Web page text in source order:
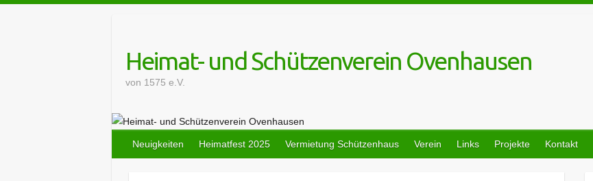
Heimat- und Schützenverein Ovenhausen
von 1575 e.V.
Neuigkeiten Heimatfest 2025 Vermietung Schützenhaus Verein Links Projekte Kontakt